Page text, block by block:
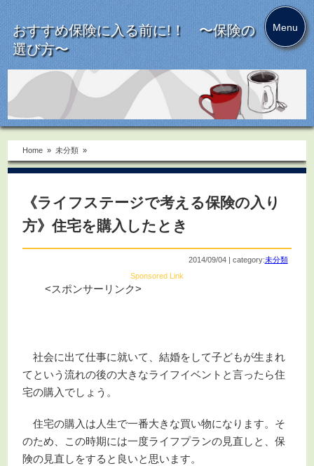
おすすめ保険に入る前に!！ 〜保険の
選び方〜
Home »未分類 »
《ライフステージで考える保険の入り
方》住宅を購入したとき
2014/09/04 | category:未分類
Sponsored Link
<スポンサーリンク>
社会に出て仕事に就いて、結婚をして子どもが生まれ
てという流れの後の大きなライフイベントと言ったら住
宅の購入でしょう。
住宅の購入は人生で一番大きな買い物になります。そ
のため、この時期には一度ライフプランの見直しと、保
険の見直しをすると良いと思います。
Menu